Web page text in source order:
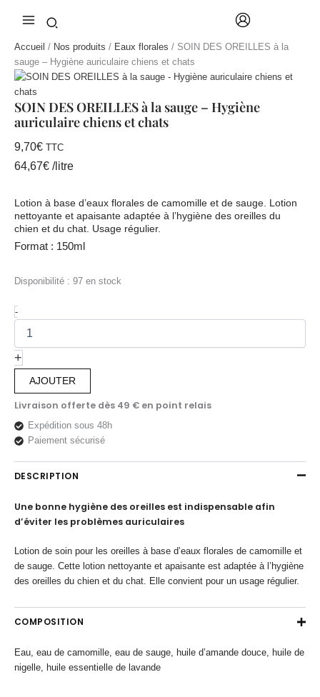
Accueil / Nos produits / Eaux florales / SOIN DES OREILLES à la
sauge – Hygiène auriculaire chiens et chats
SOIN DES OREILLES à la sauge – Hygiène
auriculaire chiens et chats
9,70€ TTC
64,67€ /litre
Lotion à base d’eaux florales de camomille et de sauge. Lotion
nettoyante et apaisante adaptée à l’hygiène des oreilles du
chien et du chat. Usage régulier.
Format : 150ml
Disponibilité : 97 en stock
-quantité
SOIN
DES
OREILLES
la
sauge
-
Hygiène
et
+
AJOUTER
Livraison offerte dès 49 € en point relais
Expédition sous 48h
Paiement sécurisé
DESCRIPTION
Une bonne hygiène des oreilles est indispensable afin
d’éviter les problèmes auriculaires
Lotion de soin pour les oreilles à base d’eaux florales de camomille et
de sauge. Cette lotion nettoyante et apaisante est adaptée à l’hygiène
des oreilles du chien et du chat. Elle convient pour un usage régulier.
COMPOSITION
Eau, eau de camomille, eau de sauge, huile d’amande douce, huile de
nigelle, huile essentielle de lavande